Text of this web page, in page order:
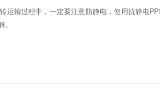
运输过程中，一定要注意防静电，使用抗静电